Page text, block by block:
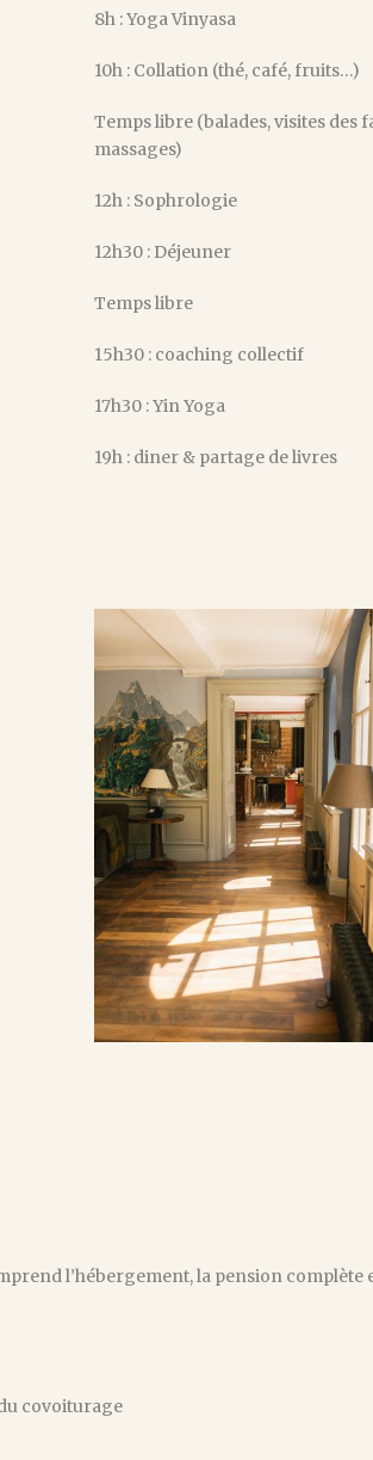
8h : Yoga Vinyasa
10h : Collation (thé, café, fruits…)
Temps libre (balades, visites des
massages)
12h : Sophrologie
12h30 : Déjeuner
Temps libre
15h30 : coaching collectif
17h30 : Yin Yoga
19h : diner & partage de livres
l’hébergement, la pension complète
covoiturage